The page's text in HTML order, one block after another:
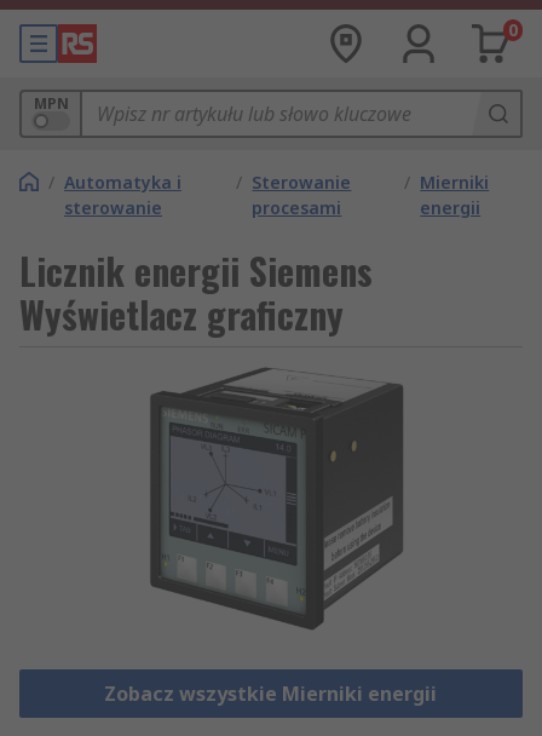
0
MPN
/ Automatyka i
sterowanie
/ Sterowanie
procesami
/ Mierniki
energii
Licznik energii Siemens
Wyświetlacz graficzny
Zobacz wszystkie Mierniki energii